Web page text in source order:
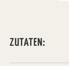
ZUTATEN: